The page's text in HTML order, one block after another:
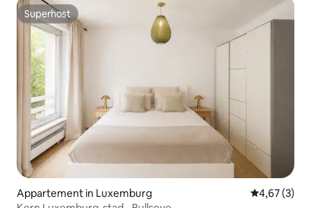
Superhost
Superhost
Appartement in Luxemburg
4,67 (3)